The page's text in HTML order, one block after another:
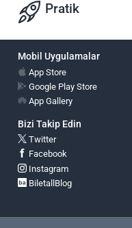
Pratik
Mobil Uygulamalar
App Store
Google Play Store
App Gallery
Bizi Takip Edin
Twitter
Facebook
Instagram
BiletallBlog